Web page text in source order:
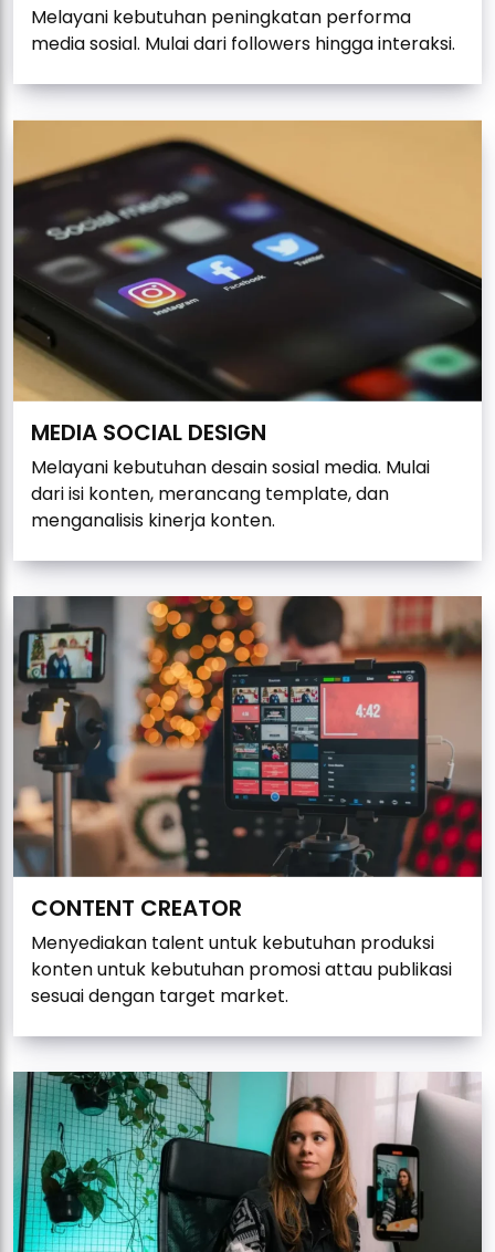
Melayani kebutuhan peningkatan performa
media sosial. Mulai dari followers hingga interaksi.
MEDIA SOCIAL DESIGN
Melayani kebutuhan desain sosial media. Mulai
dari isi konten, merancang template, dan
menganalisis kinerja konten.
CONTENT CREATOR
Menyediakan talent untuk kebutuhan produksi
konten untuk kebutuhan promosi attau publikasi
sesuai dengan target market.